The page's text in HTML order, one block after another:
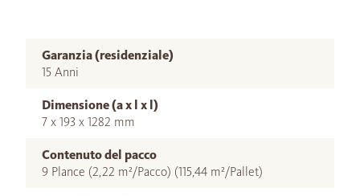
Garanzia (residenziale)
15 Anni
Dimensione (a x l x l)
7 x 193 x 1282 mm
Contenuto del pacco
9 Plance (2,22 m²/Pacco) (115,44 m²/Pallet)